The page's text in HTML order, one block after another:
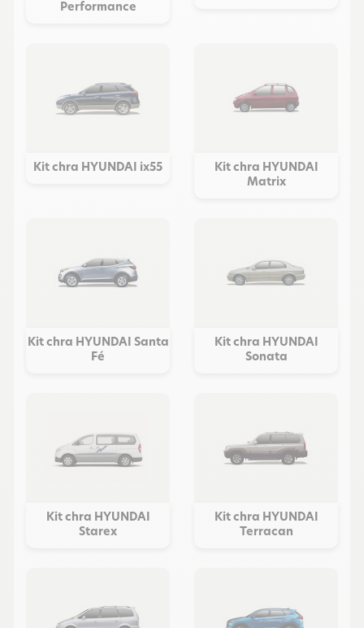
Performance
Kit chra HYUNDAI ix55
Kit chra HYUNDAI
Matrix
Kit chra HYUNDAI Santa
Fé
Kit chra HYUNDAI
Sonata
Kit chra HYUNDAI
Starex
Kit chra HYUNDAI
Terracan